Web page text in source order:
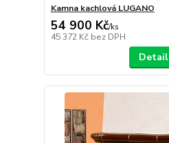
Kamna kachlová LUGANO
54 900 Kč/ks
45 372 Kč bez DPH
Detail